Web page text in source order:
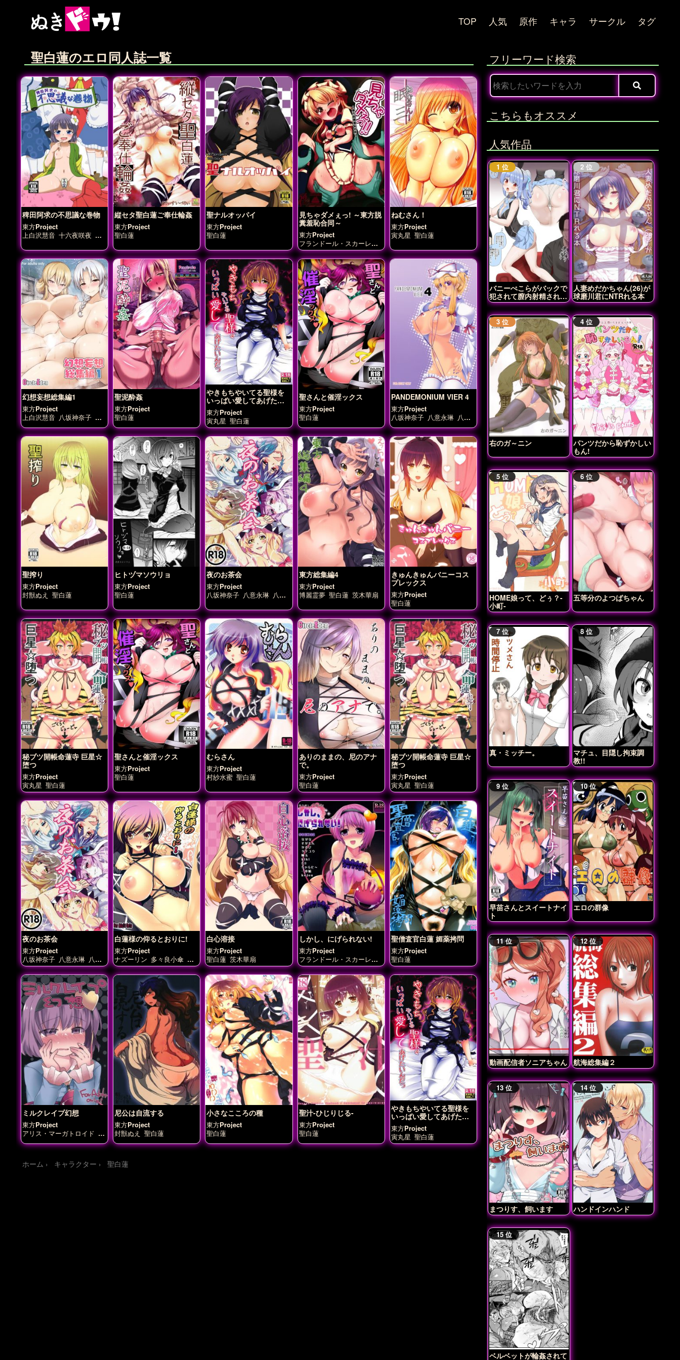
TOP 人気 原作 キャラ サークル タグ
聖白蓮のエロ同人誌一覧
稗田阿求の不思議な巻物
東方Project
上白沢慧音 十六夜咲夜 博
麗霊夢 本居小鈴 稗田阿求
聖白蓮 茨木華扇 霧雨魔理
沙
縦セタ聖白蓮ご奉仕輪姦
東方Project
聖白蓮
聖ナルオッパイ
東方Project
聖白蓮
見ちゃダメぇっ! ～東方脱
糞羞恥合同～
東方Project
フランドール・スカーレッ
ト 十六夜咲夜 博麗霊夢 射
命丸文 本居小鈴 秋穣子 秋
静葉 聖白蓮 霧雨魔理沙
ねむさん！
東方Project
寅丸星 聖白蓮
幻想妄想総集編1
東方Project
上白沢慧音 八坂神奈子 八
意永琳 八雲紫 聖白蓮
寺幽々子
聖泥酔姦
東方Project
聖白蓮
やきもちやいてる聖様を
いっばい愛してあげたい
んだっ
東方Project
寅丸星 聖白蓮
聖さんと催淫ックス
東方Project
聖白蓮
PANDEMONIUM VIER 4
東方Project
八坂神奈子 八意永琳 八雲
紫 聖白蓮 西行寺幽々子
見幽香 魅魔
聖搾り
東方Project
封獣ぬえ 聖白蓮
ヒトヅマソウリョ
東方Project
聖白蓮
夜のお茶会
東方Project
八坂神奈子 八意永琳 八雲
東方総集編4
東方Project
博麗霊夢 聖白蓮 茨木華扇
きゅんきゅんバニーコス
プレックス
東方Project
聖白蓮
秘ブツ開帳命蓮寺 巨星☆
堕つ
東方Project
寅丸星 聖白蓮
聖さんと催淫ックス
東方Project
聖白蓮
むらさん
東方Project
村紗水蜜 聖白蓮
ありのままの、尼のアナ
で。
東方Project
聖白蓮
秘ブツ開帳命蓮寺 巨星☆
堕つ
東方Project
寅丸星 聖白蓮
夜のお茶会
東方Project
八坂神奈子 八意永琳 八雲
紫 聖白蓮 西行寺幽々子
白蓮様の仰るとおりに!
東方Project
ナズーリン 多々良小傘 寅
丸星 封獣ぬえ 聖白蓮 雲居
一輪
白心溶接
東方Project
聖白蓮 茨木華扇
しかし、にげられない!
東方Project
フランドール・スカーレッ
ト ルーミア 古明地こいし
古明地さとり 物部布都 秋
穣子 秋静葉 聖白蓮 西行寺
幽々子 鈴仙・優曇華院・イ
ナバ 鍵山雛
聖僧査官白蓮 媚薬拷問
東方Project
聖白蓮
ミルクレイプ幻想
東方Project
アリス・マーガトロイド ク
ラウンピース フランドー
ル・スカーレット わかさぎ
さとり 大妖精 宇佐見菫子
射命丸文 幽谷響子 本居小
尼公は自流する
東方Project
封獣ぬえ 聖白蓮
小さなこころの種
東方Project
聖白蓮
聖汁-ひじりじる-
東方Project
聖白蓮
やきもちやいてる聖様を
いっばい愛してあげたい
んだっ
東方Project
寅丸星 聖白蓮
ホーム キャラクター 聖白蓮
フリーワード検索
こちらもオススメ
人気作品
バニーぺこらがバックで
犯されて膣内射精されち
ゃう♡
人妻めだかちゃん(26)が
球磨川君にNTRれる本
右のガ～ニン
パンツだから恥ずかしい
もん!
HOME娘って、どぅ？-
小町-
五等分のよつばちゃん
真・ミッチー。
マチュ、目隠し拘束調
教!!
早苗さんとスイートナイ
ト
エロの群像
動画配信者ソニアちゃん 航海総集編２
まつりす、飼います ハンドインハンド
ベルベットが輪姦されて